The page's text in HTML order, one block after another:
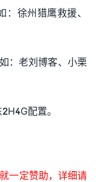
徐州猎鹰救援、
：老刘博客、小栗
配置。
一定赞助，详细请